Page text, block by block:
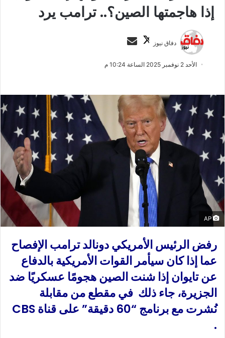
إذا هاجمتها الصين؟.. ترامب يرد
دفاق نيوز
ت
ب
ل
ى
X
س
ر
د
ا
إ
ي
ا
الأحد 2 نوفمبر 2025 الساعة 10:24 م
AP
رفض الرئيس الأمريكي دونالد ترامب الإفصاح
عما إذا كان سيأمر القوات الأمريكية بالدفاع
عن تايوان إذا شنت الصين هجومًا عسكريًا ضد
الجزيرة، جاء ذلك في مقطع من مقابلة
نُشرت مع برنامج “60 دقيقة” على قناة
CBS
.